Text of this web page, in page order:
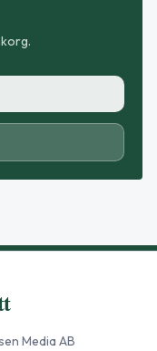
Media AB